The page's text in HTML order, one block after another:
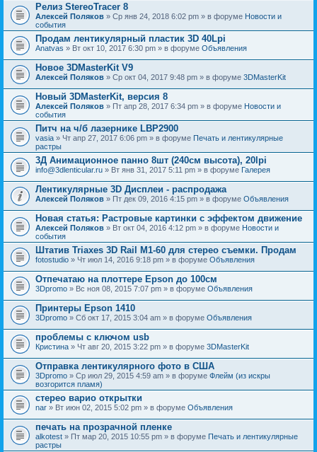
Релиз StereoTracer 8
Алексей Поляков » Ср янв 24, 2018 6:02 pm » в форуме Новости и
события
Продам лентикулярный пластик 3D 40Lpi
Anatvas » Вт окт 10, 2017 6:30 pm » в форуме Объявления
Новое 3DMasterKit V9
Алексей Поляков » Ср окт 04, 2017 9:48 pm » в форуме 3DMasterKit
Новый 3DMasterKit, версия 8
Алексей Поляков » Пт апр 28, 2017 6:34 pm » в форуме Новости и
события
Питч на ч/б лазернике LBP2900
vasia » Чт апр 27, 2017 6:06 pm » в форуме Печать и лентикулярные
растры
3Д Анимационное панно 8шт (240см высота), 20lpi
info@3dlenticular.ru » Вт янв 31, 2017 5:11 pm » в форуме Галерея
Лентикулярные 3D Дисплеи - распродажа
Алексей Поляков » Пт дек 09, 2016 4:15 pm » в форуме Объявления
Новая статья: Растровые картинки с эффектом движение
Алексей Поляков » Вт окт 04, 2016 4:12 pm » в форуме Новости и
события
Штатив Triaxes 3D Rail M1-60 для стерео съемки. Продам
fotostudio » Чт июл 14, 2016 9:18 pm » в форуме Объявления
Отпечатаю на плоттере Epson до 100см
3Dpromo » Вс ноя 08, 2015 7:07 pm » в форуме Объявления
Принтеры Epson 1410
3Dpromo » Сб окт 17, 2015 3:04 am » в форуме Объявления
проблемы с ключом usb
Кристина » Чт авг 20, 2015 3:22 pm » в форуме 3DMasterKit
Отправка лентикулярного фото в США
3Dpromo » Ср июл 29, 2015 4:59 am » в форуме Флейм (из искры
возгорится пламя)
стерео варио открытки
nar » Вт июн 02, 2015 5:02 pm » в форуме Объявления
печать на прозрачной пленке
alkotest » Пт мар 20, 2015 10:55 pm » в форуме Печать и лентикулярные
растры